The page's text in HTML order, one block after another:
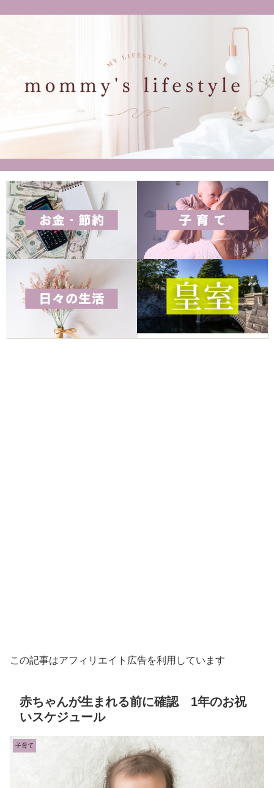
この記事はアフィリエイト広告を利用しています
赤ちゃんが生まれる前に確認 1年のお祝
いスケジュール
子育て